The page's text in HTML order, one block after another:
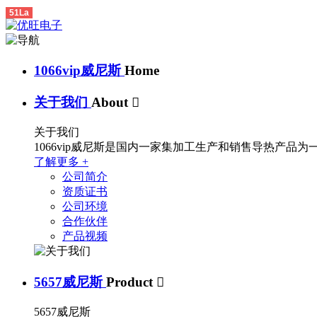
51La
1066vip威尼斯Home
关于我们 About 
关于我们
1066vip威尼斯是国内一家集加工生产和销售导热产品为
了解更多 +
公司简介
资质证书
公司环境
合作伙伴
产品视频
5657威尼斯Product 
5657威尼斯